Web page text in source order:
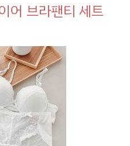
어 브라팬티 세트